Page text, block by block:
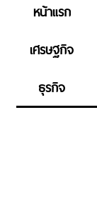
หน้าแรก
เศรษฐกิจ
ธุรกิจ